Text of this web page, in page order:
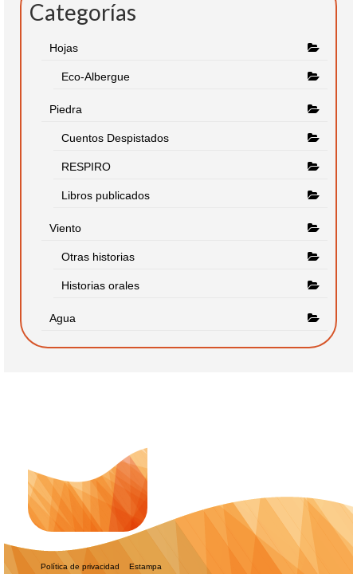
Categorías
Hojas
Eco-Albergue
Piedra
Cuentos Despistados
RESPIRO
Libros publicados
Viento
Otras historias
Historias orales
Agua
Política de privacidad Estampa